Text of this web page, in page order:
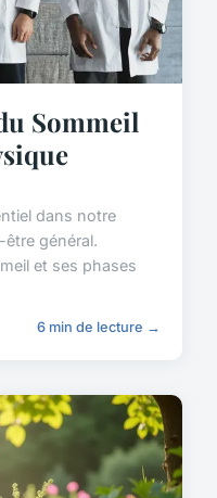
Sommeil
dans notre
général.
et ses phases
6 min de lecture →